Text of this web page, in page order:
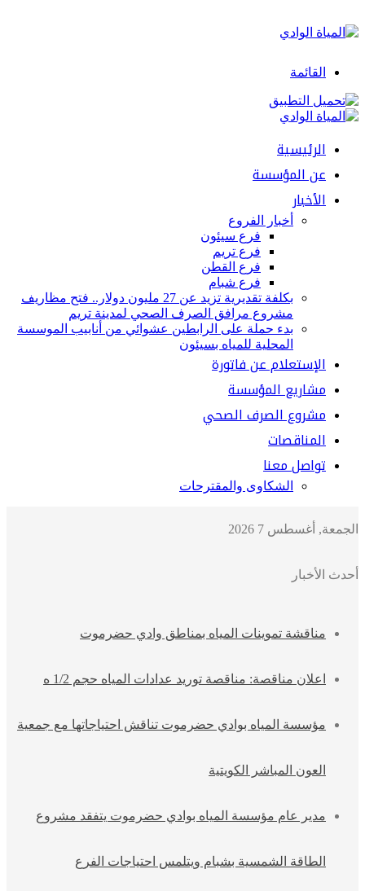
القائمة
الرئيسية
عن المؤسسة
الأخبار
أخبار الفروع
فرع سيئون
فرع تريم
فرع القطن
فرع شبام
بكلفة تقديرية تزيد عن 27 مليون دولار.. فتح مظاريف
مشروع مرافق الصرف الصحي لمدينة تريم
بدء حملة على الرابطين عشوائي من أنابيب الموسسة
المحلية للمياه بسيئون
الإستعلام عن فاتورة
مشاريع المؤسسة
مشروع الصرف الصحي
المناقصات
تواصل معنا
الشكاوى والمقترحات
الجمعة, أغسطس 7 2026
أحدث الأخبار
مناقشة تموينات المياه بمناطق وادي حضرموت
اعلان مناقصة: مناقصة توريد عدادات المياه حجم 1/2 ه
مؤسسة المياه بوادي حضرموت تناقش احتياجاتها مع جمعية
العون المباشر الكويتية
مدير عام مؤسسة المياه بوادي حضرموت يتفقد مشروع
الطاقة الشمسية بشبام ويتلمس احتياجات الفرع